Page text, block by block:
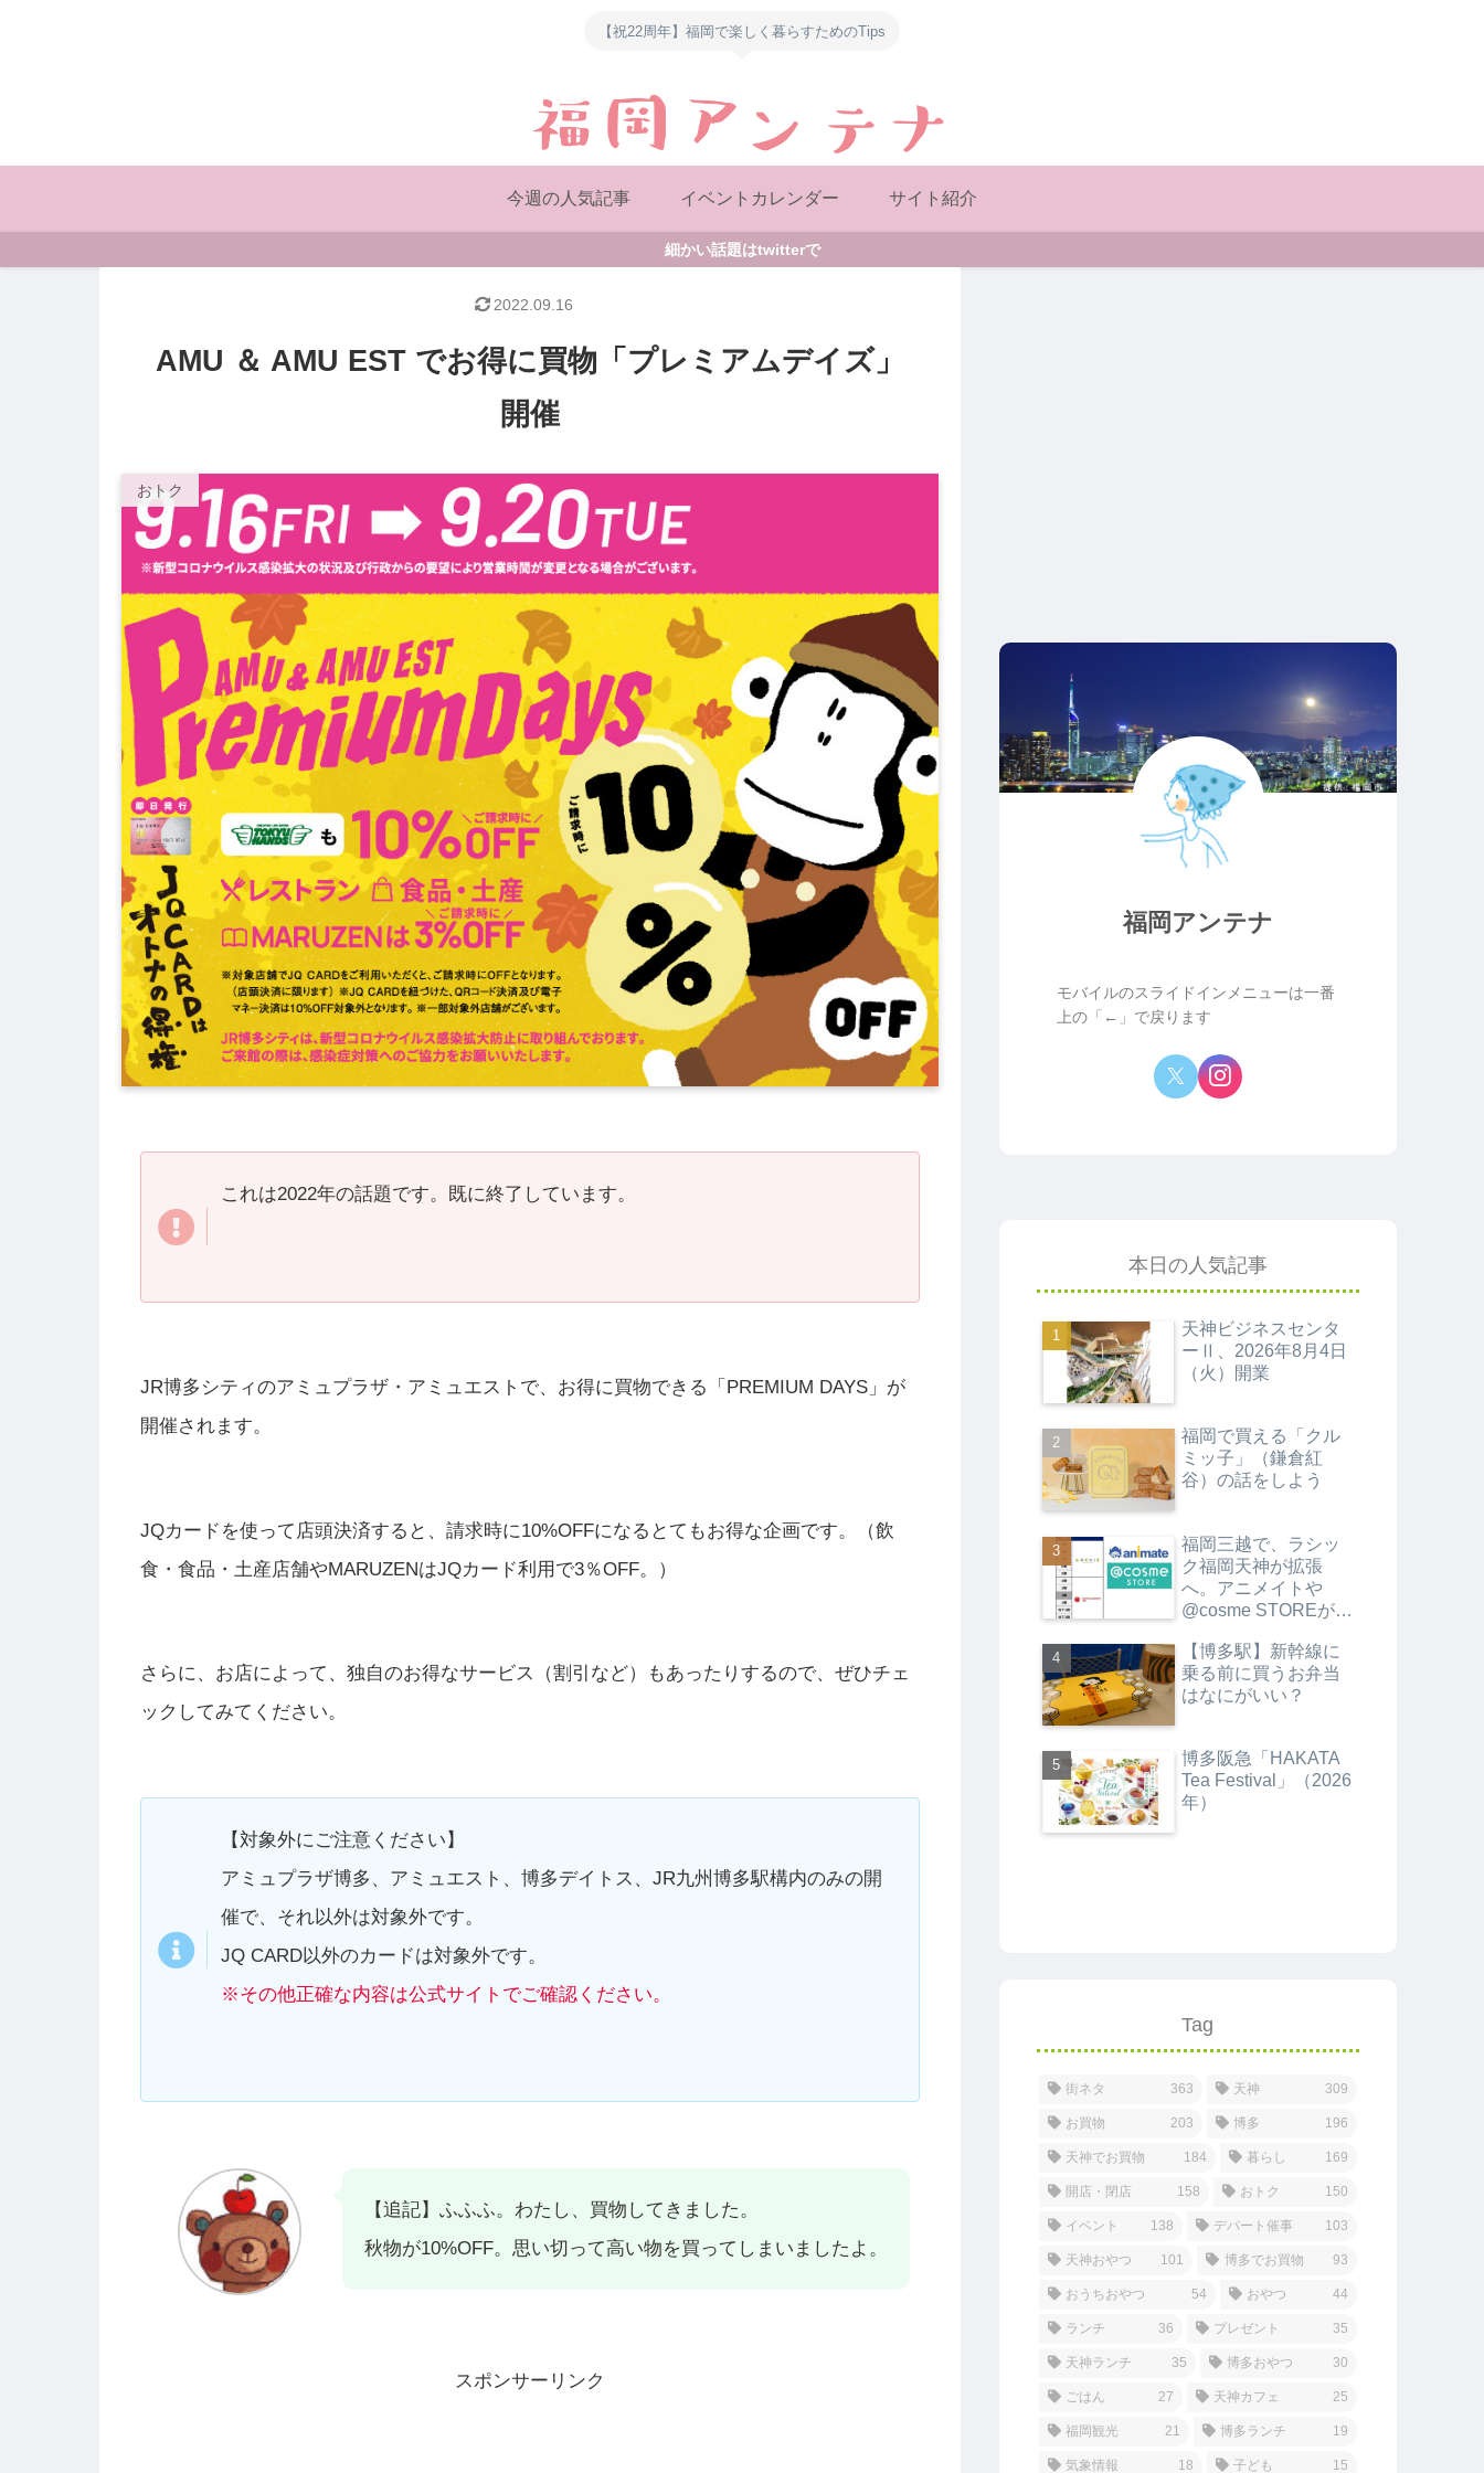
【祝22周年】福岡で楽しく暮らすためのTips
今週の人気記事 イベントカレンダー サイト紹介
細かい話題はtwitterで
AMU ＆ AMU EST でお得に買物「プレミアムデイズ」
開催
おトク
2022.09.16
これは2022年の話題です。既に終了しています。
JR博多シティのアミュプラザ・アミュエストで、お得に買物できる「PREMIUM DAYS」が
開催されます。
JQカードを使って店頭決済すると、請求時に10%OFFになるとてもお得な企画です。（飲
食・食品・土産店舗やMARUZENはJQカード利用で3％OFF。）
さらに、お店によって、独自のお得なサービス（割引など）もあったりするので、ぜひチェ
ックしてみてください。
【対象外にご注意ください】
アミュプラザ博多、アミュエスト、博多デイトス、JR九州博多駅構内のみの開
催で、それ以外は対象外です。
JQ CARD以外のカードは対象外です。
※その他正確な内容は公式サイトでご確認ください。
【追記】ふふふ。わたし、買物してきました。
秋物が10%OFF。思い切って高い物を買ってしまいましたよ。
スポンサーリンク
福岡アンテナ
モバイルのスライドインメニューは一番
上の「←」で戻ります
本日の人気記事
天神ビジネスセンタ
ーⅡ、2026年8月4日
（火）開業
福岡で買える「クル
ミッ子」（鎌倉紅
谷）の話をしよう
福岡三越で、ラシッ
ク福岡天神が拡張
へ。アニメイトや
@cosme STOREがオ
【博多駅】新幹線に
乗る前に買うお弁当
はなにがいい？
博多阪急「HAKATA
Tea Festival」（2026
年）
Tag
街ネタ 363 天神 309
お買物 203 博多 196
天神でお買物 184 暮らし 169
開店・閉店 158 おトク 150
イベント 138 デパート催事 103
天神おやつ 101 博多でお買物 93
おうちおやつ 54 おやつ 44
ランチ 36 プレゼント 35
天神ランチ 35 博多おやつ 30
ごはん 27 天神カフェ 25
福岡観光 21 博多ランチ 19
気象情報 18 子ども 15